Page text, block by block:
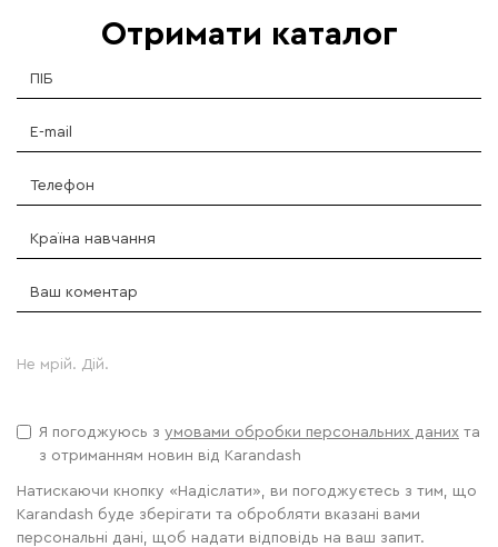
Отримати каталог
Не мрій. Дій.
Я погоджуюсь з умовами обробки персональних даних та
з отриманням новин від Karandash
Натискаючи кнопку «Надіслати», ви погоджуєтесь з тим, що
Karandash буде зберігати та обробляти вказані вами
персональні дані, щоб надати відповідь на ваш запит.